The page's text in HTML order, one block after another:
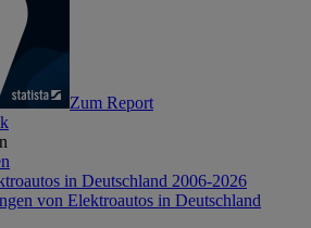
Zum Report
in Deutschland 2006-2026
von Elektroautos in Deutschland